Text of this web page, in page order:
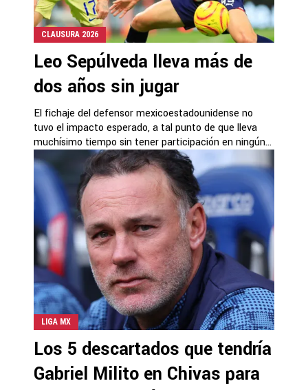
CLAUSURA 2026
Leo Sepúlveda lleva más de
dos años sin jugar
El fichaje del defensor mexicoestadounidense no
tuvo el impacto esperado, a tal punto de que lleva
muchísimo tiempo sin tener participación en ningún...
LIGA MX
Los 5 descartados que tendría
Gabriel Milito en Chivas para